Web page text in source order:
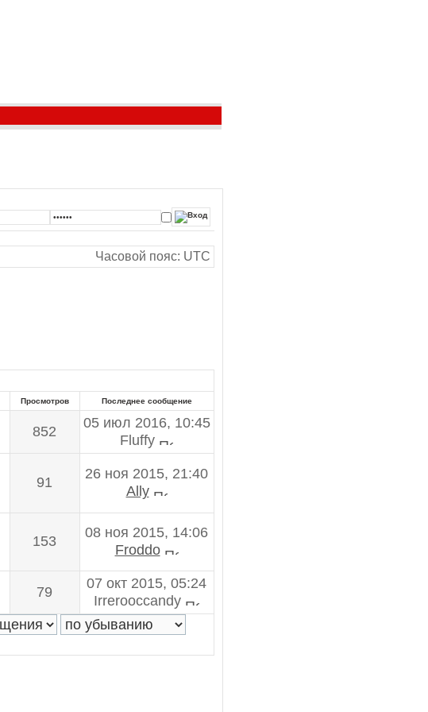
Часовой пояс: UTC
Просмотров Последнее сообщение
852
05 июл 2016, 10:45
Fluffy
91
26 ноя 2015, 21:40
Ally
153
08 ноя 2015, 14:06
Froddo
79
07 окт 2015, 05:24
Irrerooccandy